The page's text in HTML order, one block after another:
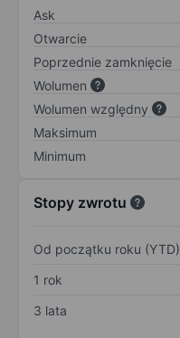
Ask
Otwarcie
Poprzednie zamknięcie
Wolumen
Wolumen względny
Maksimum
Minimum
Stopy zwrotu
Od początku roku (YTD)
1 rok
3 lata